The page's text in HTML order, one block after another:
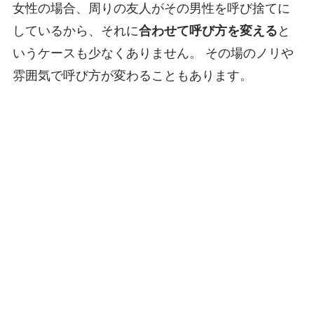
女性の場合、周りの友人がその男性を呼び捨てに
しているから、それに合わせて呼び方を変える と
いうケースも少なくありません。 その場のノリや
雰囲気で呼び方が変わることもあります。